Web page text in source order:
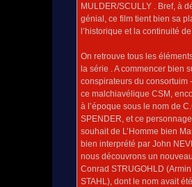
MULDER/SCULLY . Bref, à
génial, ce film tient bien sa
l’historique et la continuité
On retrouve tous les
la série . A commencer bien
conspirateurs du consortuim
ce malchiavélique CSM,
à l’époque sous le nom de
SPENDER, et ce
souhait de L’Homme bien
bien interprété par John
nous découvrons un
Conrad STRUGOHLD
STAHL), dont le nom avait